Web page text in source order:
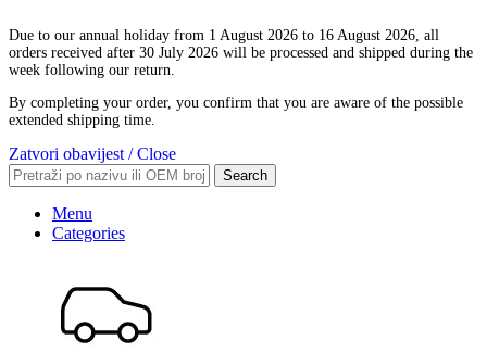
Due to our annual holiday from 1 August 2026 to 16 August 2026, all
orders received after 30 July 2026 will be processed and shipped during the
week following our return.
By completing your order, you confirm that you are aware of the possible
extended shipping time.
Zatvori obavijest / Close
Search
Menu
Categories